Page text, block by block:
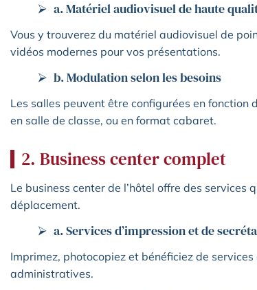
a. Matériel audiovisuel de haute
Vous y trouverez du matériel audiovisuel de
vidéos modernes pour vos présentations.
b. Modulation selon les besoins
Les salles peuvent être configurées en
en salle de classe, ou en format cabaret.
2. Business center complet
Le business center de l’hôtel offre des
déplacement.
a. Services d’impression et de
Imprimez, photocopiez et bénéficiez de
administratives.